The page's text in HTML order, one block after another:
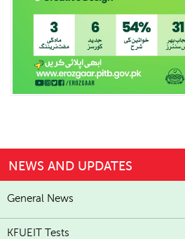
NEWS AND UPDATES
General News
KFUEIT Tests